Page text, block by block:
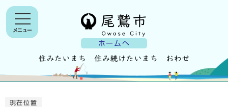
ホームへ
メニュー
現在位置